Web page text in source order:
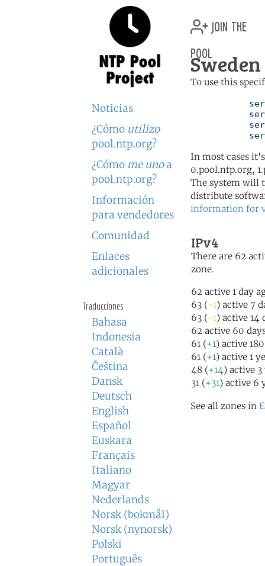
Noticias
¿Cómo utilizo
pool.ntp.org?
¿Cómo me unoa
pool.ntp.org?
Información
para vendedores
Comunidad
Enlaces
adicionales
Traducciones
Bahasa
Indonesia
Català
Čeština
Dansk
Deutsch
English
Español
Euskara
Français
Italiano
Magyar
Nederlands
Norsk (bokmål)
Norsk (nynorsk)
Polski
Português
join the
pool
To use this
In most cases
0.pool.ntp.org,
The system will
distribute
information for
IPv4
There are 62
zone.
62 active 1 day
63 (-1) active 7
63 (-1) active 14
62 active 60
61 (+1) active
61 (+1) active 1
48 (+14) active 3
31 (+31) active 6
See all zones in